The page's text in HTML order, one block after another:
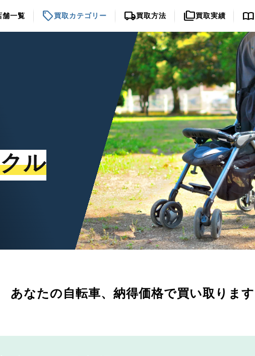
舗一覧 sell買取カテゴリー local_shipping買取方法 folder_copy買取実績 import_contacts
ル
あなたの自転車、 納得価格で買い取ります